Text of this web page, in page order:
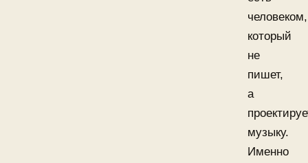
человеком,
который
не
пишет,
а
музыку.
Именно